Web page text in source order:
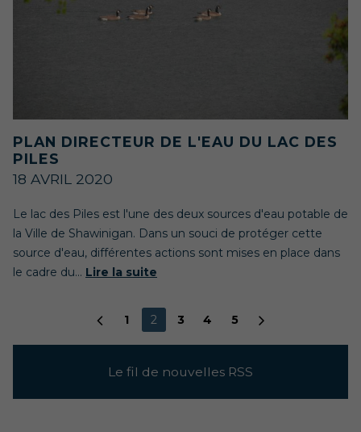
PLAN DIRECTEUR DE L'EAU DU LAC DES
PILES
18 AVRIL 2020
Le lac des Piles est l'une des deux sources d'eau potable de
la Ville de Shawinigan. Dans un souci de protéger cette
source d'eau, différentes actions sont mises en place dans
le cadre du... Lire la suite
1 2 3 4 5
Le fil de nouvelles RSS